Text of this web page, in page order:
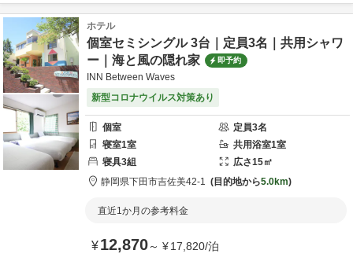
ホテル
個室セミシングル 3台｜定員3名｜共用シャワ
ー｜海と風の隠れ家
即予約
INN Between Waves
新型コロナウイルス対策あり
個室 定員3名
寝室1室 共用浴室1室
寝具3組 広さ15㎡
静岡県下田市吉佐美42-1 目的地から5.0km
直近1か月の参考料金
¥12,870～ ¥17,820/泊